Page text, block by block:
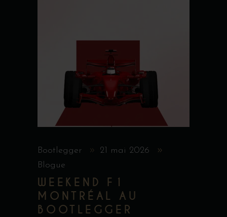
Bootlegger
21 mai 2026
Blogue
WEEKEND F1
MONTRÉAL AU
BOOTLEGGER